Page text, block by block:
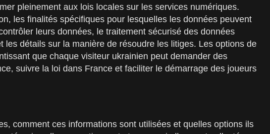
pleinement aux lois locales sur les services numériques.
les finalités spécifiques pour lesquelles les données peuvent
leurs données, le traitement sécurisé des données
détails sur la manière de résoudre les litiges. Les options de
que chaque visiteur ukrainien peut demander des
suivre la loi dans France et faciliter le démarrage des joueurs
comment ces informations sont utilisées et quelles options ils